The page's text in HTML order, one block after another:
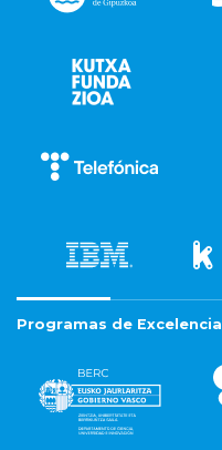
Programas de Excelencia